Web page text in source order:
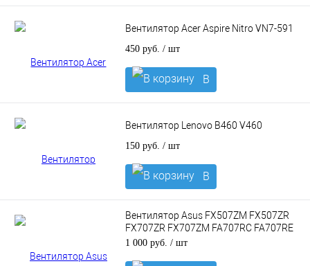
корзину
Вентилятор Acer Aspire Nitro VN7-591
450 руб. / шт
В
корзину
Вентилятор Lenovo B460 V460
150 руб. / шт
В
корзину
Вентилятор Asus FX507ZM FX507ZR
FX707ZR FX707ZM FA707RC FA707RE
FA507RC FA507RE для GPU, 5V
1 000 руб. / шт